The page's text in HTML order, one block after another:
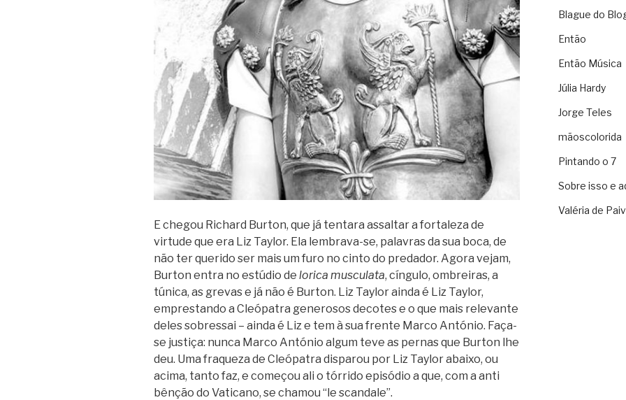
E chegou Richard Burton, que já tentara assaltar a fortaleza de
virtude que era Liz Taylor. Ela lembrava-se, palavras da sua boca, de
não ter querido ser mais um furo no cinto do predador. Agora vejam,
Burton entra no estúdio de lorica musculata, cíngulo, ombreiras, a
túnica, as grevas e já não é Burton. Liz Taylor ainda é Liz Taylor,
emprestando a Cleópatra generosos decotes e o que mais relevante
deles sobressai – ainda é Liz e tem à sua frente Marco António. Faça-
se justiça: nunca Marco António algum teve as pernas que Burton lhe
deu. Uma fraqueza de Cleópatra disparou por Liz Taylor abaixo, ou
acima, tanto faz, e começou ali o tórrido episódio a que, com a anti
bênção do Vaticano, se chamou “le scandale”.
Blague do
Então
Então Música
Júlia Hardy
Jorge Teles
mãoscolorida
Pintando o 7
Sobre isso e
Valéria de